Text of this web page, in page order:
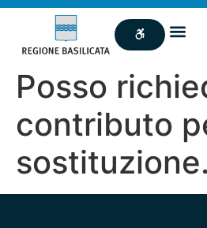
Posso
contributo